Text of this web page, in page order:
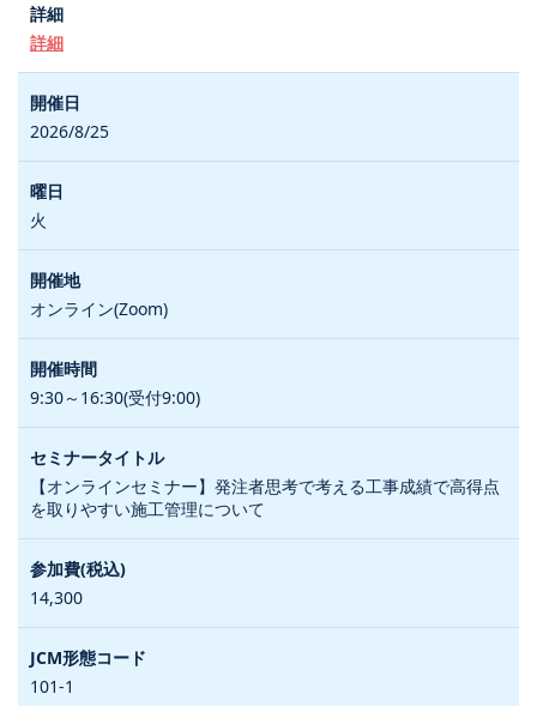
詳細
2026/8/25
火
オンライン(Zoom)
9:30～16:30(受付9:00)
【オンラインセミナー】発注者思考で考える工事成績で高得点
を取りやすい施工管理について
14,300
101-1